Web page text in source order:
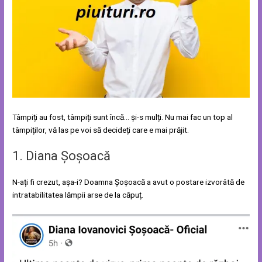
Tâmpiți au fost, tâmpiți sunt încă… și-s mulți. Nu mai fac un top al
tâmpiților, vă las pe voi să decideți care e mai prăjit.
1. Diana Șoșoacă
N-ați fi crezut, așa-i? Doamna Șoșoacă a avut o postare izvorâtă de
intratabilitatea lămpii arse de la căpuț.